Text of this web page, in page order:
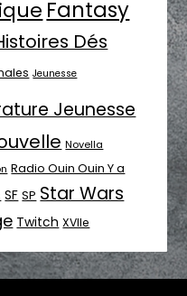
Fantasy
Dés
Jeunesse
Jeunesse
Novella
Radio Ouin Ouin Y a
SF SP Star Wars
Twitch XVIIe